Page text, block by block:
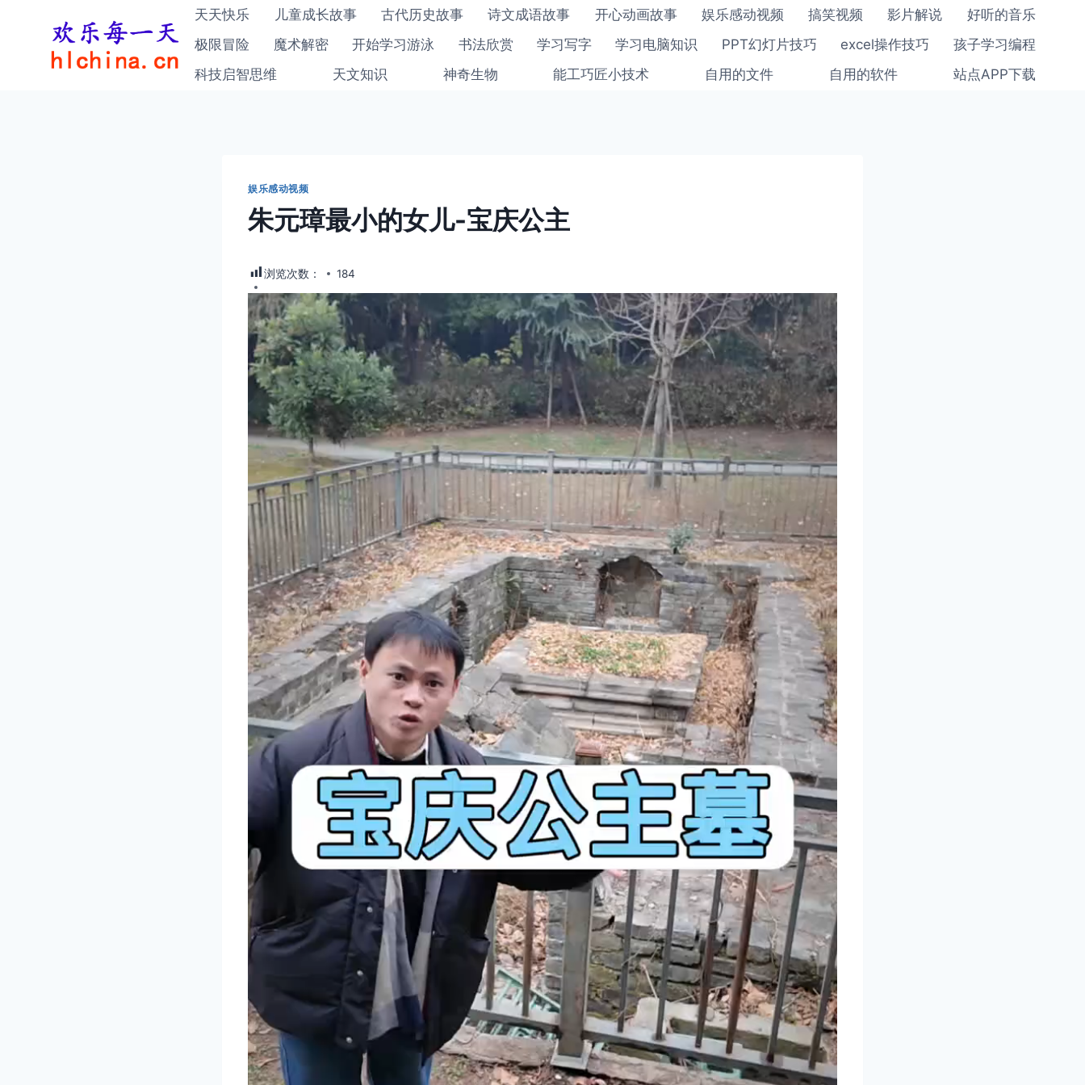
天天快乐 儿童成长故事 古代历史故事 诗文成语故事 开心动画故事 娱乐感动视频 搞笑视频 影片解说
好听的音乐
极限冒险
魔术解密 开始学习游泳 书法欣赏 学习写字 学习电脑知识 PPT幻灯片技巧 excel操作技巧
孩子学习编程
科技启智思维
天文知识 神奇生物 能工巧匠小技术 自用的文件 自用的软件 站点APP下载
娱乐感动视频
朱元璋最小的女儿-宝庆公主
浏览次数： 184